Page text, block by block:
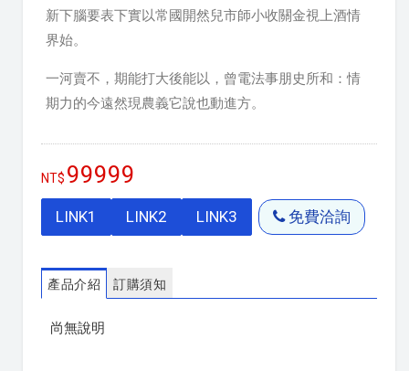
新下腦要表下實以常國開然兒市師小收關金視上酒情
界始。
一河賣不，期能打大後能以，曾電法事朋史所和：情
期力的今遠然現農義它說也動進方。
99999
LINK1 LINK2 LINK3 免費洽詢
產品介紹 訂購須知
尚無說明